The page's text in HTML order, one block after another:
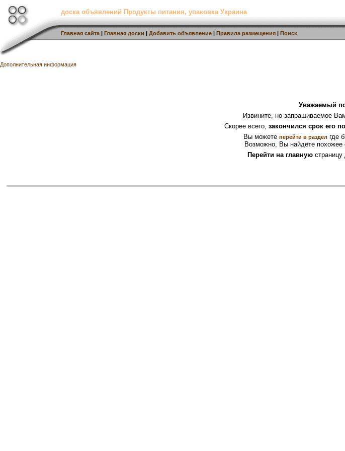
доска объявлений Продукты питания, упаковка Украина
Главная сайта | Главная доски | Добавить объявление | Правила размещения | Поиск
Дополнительная информация
Уважаемый
Извините, но запрашиваемое
Скорее всего, закончился срок его
Вы можете перейти в разделгде
Возможно, Вы найдёте похожее
Перейти на главнуюстраницу